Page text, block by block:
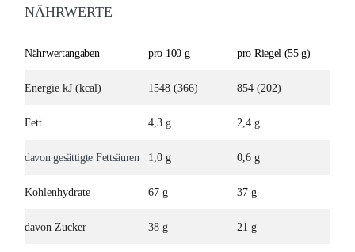
NÄHRWERTE
Nährwertangaben pro 100 g pro Riegel (55 g)
Energie kJ (kcal) 1548 (366) 854 (202)
Fett 4,3 g 2,4 g
davon gesättigte Fettsäuren 1,0 g 0,6 g
Kohlenhydrate 67 g 37 g
davon Zucker 38 g 21 g